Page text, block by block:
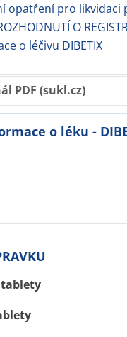
opatření pro likvidaci
O
o léčivu DIBETIX
PDF (sukl.cz)
o léku -
tablety